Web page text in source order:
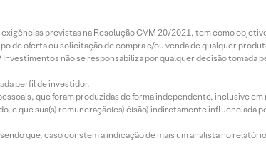
previstas na Resolução CVM 20/2021, tem como
de oferta ou solicitação de compra e/ou venda de qualquer
não se responsabiliza por qualquer decisão tomada
perfil de investidor.
que foram produzidas de forma independente, inclusive em
e que sua(s) remuneração(es) é(são) indiretamente influenciada
que, caso constem a indicação de mais um analista no